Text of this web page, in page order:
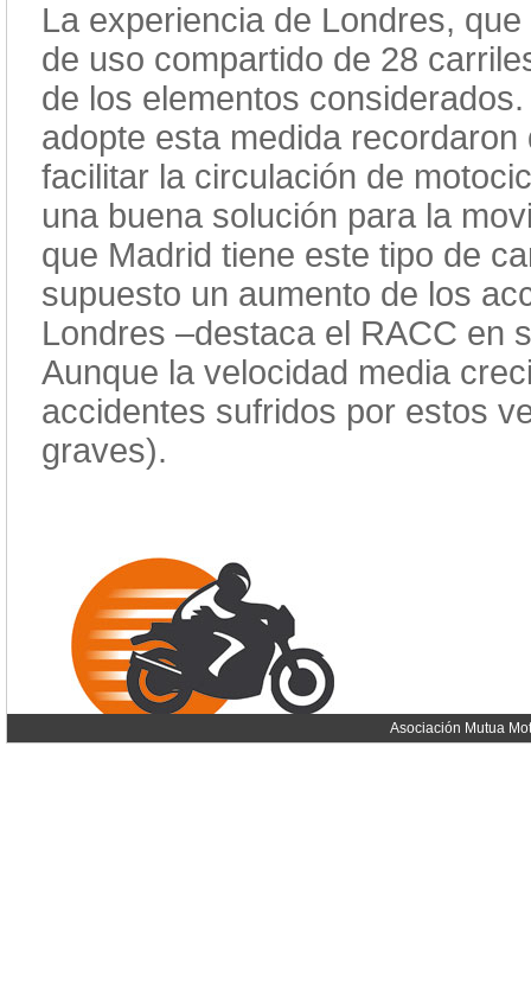
La experiencia de Londres,
de uso compartido de 28
de los elementos
adopte esta medida
facilitar la circulación de
una buena solución para la
que Madrid tiene este tipo de
supuesto un aumento de los
Londres –destaca el RACC en
Aunque la velocidad media
accidentes sufridos por estos
graves).
Asociación Mutua